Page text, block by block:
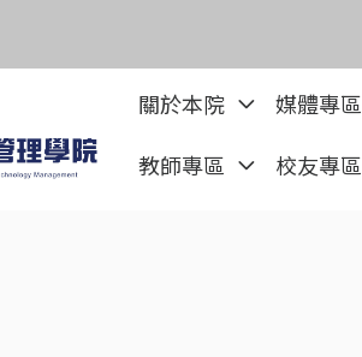
關於本院 媒體專區
教師專區
校友專區